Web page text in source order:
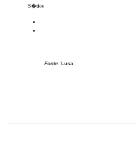
S�tios
Fonte:Lusa